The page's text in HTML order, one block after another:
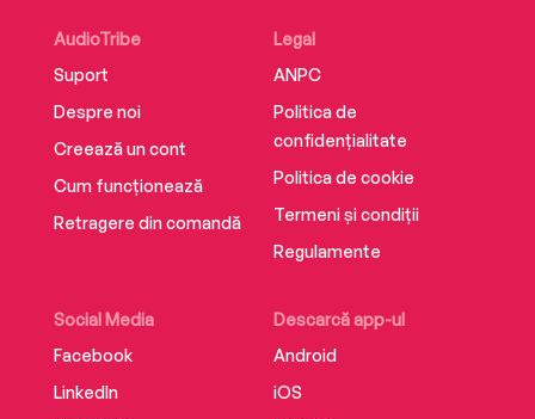
AudioTribe
Suport
Despre noi
Creează un cont
Cum funcționează
Retragere din comandă
Social Media
Facebook
LinkedIn
Descarcă app-ul
Android
iOS
Legal
ANPC
Politica de
confidențialitate
Politica de cookie
Termeni și condiții
Regulamente